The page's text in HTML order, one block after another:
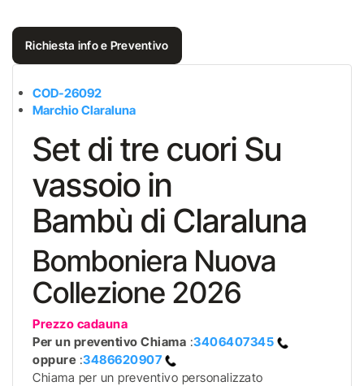
Richiesta info e Preventivo
COD-26092
Marchio Claraluna
Set di tre cuori Su
vassoio in
Bambù di Claraluna
Bomboniera Nuova
Collezione 2026
Prezzo cadauna
Per un preventivo Chiama :3406407345
oppure :3486620907
Chiama per un preventivo personalizzato